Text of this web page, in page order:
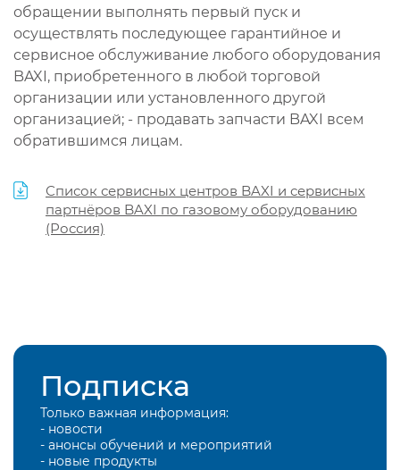
обращении выполнять первый пуск и
осуществлять последующее гарантийное и
сервисное обслуживание любого оборудования
BAXI, приобретенного в любой торговой
организации или установленного другой
организацией; - продавать запчасти BAXI всем
обратившимся лицам.
Список сервисных центров BAXI и сервисных
партнёров BAXI по газовому оборудованию
(Россия)
Подписка
Только важная информация:
- новости
- анонсы обучений и мероприятий
- новые продукты